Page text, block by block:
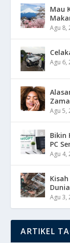
Mau
Agu 8,
Agu 6,
Agu 5,
Bikin
PC
Agu 4,
Agu 3,
ARTIKEL